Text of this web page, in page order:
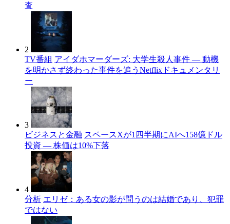
査
2
TV番組 アイダホマーダーズ: 大学生殺人事件 — 動機
を明かさず終わった事件を追うNetflixドキュメンタリ
ー
3
ビジネスと金融 スペースXが1四半期にAIへ158億ドル
投資 — 株価は10%下落
4
分析 エリゼ：ある女の影が問うのは結婚であり、犯罪
ではない